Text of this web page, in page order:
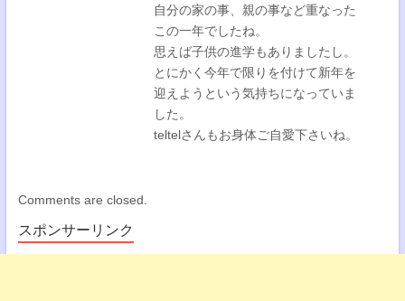
自分の家の事、親の事など重なった
この一年でしたね。
思えば子供の進学もありましたし。
とにかく今年で限りを付けて新年を
迎えようという気持ちになっていま
した。
teltelさんもお身体ご自愛下さいね。
Comments are closed.
スポンサーリンク